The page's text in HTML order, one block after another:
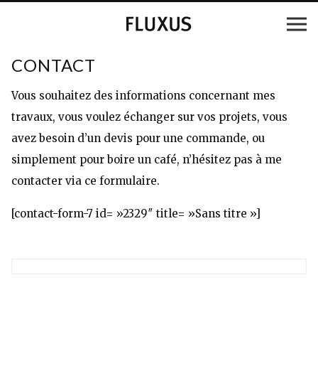
CONTACT
Vous souhaitez des informations concernant mes
travaux, vous voulez échanger sur vos projets, vous
avez besoin d’un devis pour une commande, ou
simplement pour boire un café, n’hésitez pas à me
contacter via ce formulaire.
[contact-form-7 id= »2329″ title= »Sans titre »]